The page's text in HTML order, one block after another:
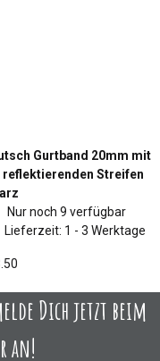
Gurtband 20mm mit
Streifen
Nur noch 9 verfügbar
Lieferzeit: 1 - 3 Werktage
Dich jetzt beim
an!